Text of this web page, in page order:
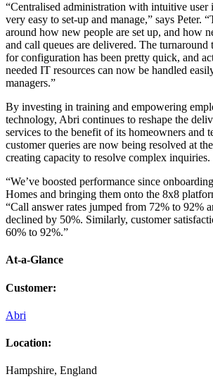
“Centralised administration with intuitive user
very easy to set-up and manage,” says Peter.
around how new people are set up, and how
and call queues are delivered. The
for configuration has been pretty quick, and
needed IT resources can now be handled
managers.”
By investing in training and empowering
technology, Abri continues to reshape the
services to the benefit of its homeowners and
customer queries are now being resolved at
creating capacity to resolve complex inquiries.
“We’ve boosted performance since
Homes and bringing them onto the 8x8
“Call answer rates jumped from 72% to 92%
declined by 50%. Similarly, customer
60% to 92%.”
At-a-Glance
Customer:
Abri
Location:
Hampshire, England